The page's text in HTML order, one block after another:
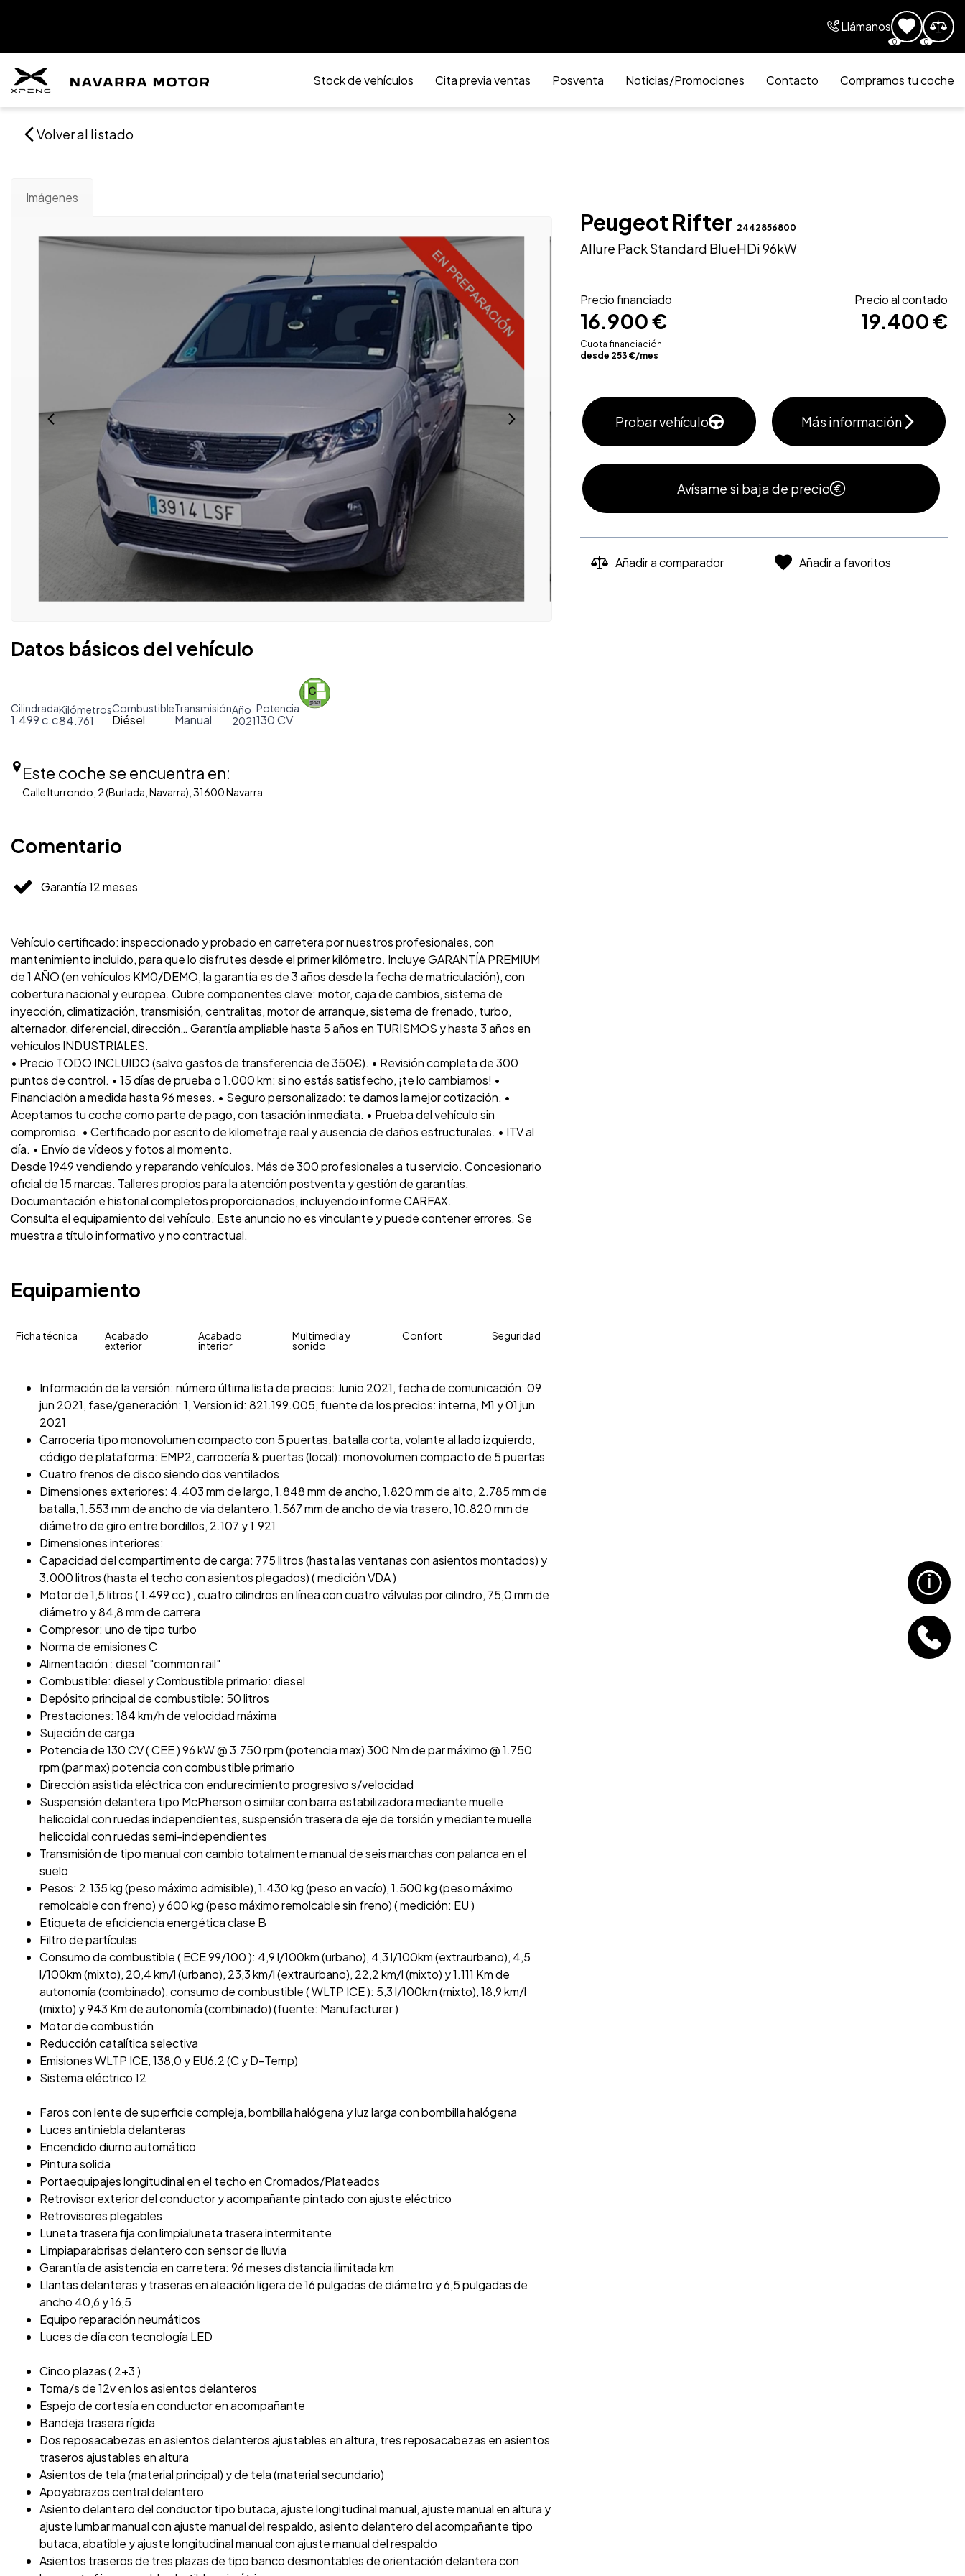
Llámanos
0 0
Stock de vehículos Cita previa ventas Posventa Noticias/Promociones Contacto Compramos tu coche
Volver al listado
Imágenes
Peugeot Rifter 2442856800
Allure Pack Standard BlueHDi 96kW
Precio financiado
16.900 €
Cuota financiación
desde 253 €/mes
Precio al contado
19.400 €
Probar vehículo Más información
Avísame si baja de precio
Añadir a comparador Añadir a favoritos
Datos básicos del vehículo
Cilindrada
1.499 c.c
Kilómetros
84.761
Combustible
Diésel
Transmisión
Manual
Año
2021
Potencia
130 CV
Este coche se encuentra en:
Calle Iturrondo, 2 (Burlada, Navarra), 31600 Navarra
Comentario
Garantía 12 meses
Vehículo certificado: inspeccionado y probado en carretera por nuestros profesionales, con
mantenimiento incluido, para que lo disfrutes desde el primer kilómetro. Incluye GARANTÍA PREMIUM
de 1 AÑO (en vehículos KM0/DEMO, la garantía es de 3 años desde la fecha de matriculación), con
cobertura nacional y europea. Cubre componentes clave: motor, caja de cambios, sistema de
inyección, climatización, transmisión, centralitas, motor de arranque, sistema de frenado, turbo,
alternador, diferencial, dirección… Garantía ampliable hasta 5 años en TURISMOS y hasta 3 años en
vehículos INDUSTRIALES.
• Precio TODO INCLUIDO (salvo gastos de transferencia de 350€). • Revisión completa de 300
puntos de control. • 15 días de prueba o 1.000 km: si no estás satisfecho, ¡te lo cambiamos! •
Financiación a medida hasta 96 meses. • Seguro personalizado: te damos la mejor cotización. •
Aceptamos tu coche como parte de pago, con tasación inmediata. • Prueba del vehículo sin
compromiso. • Certificado por escrito de kilometraje real y ausencia de daños estructurales. • ITV al
día. • Envío de vídeos y fotos al momento.
Desde 1949 vendiendo y reparando vehículos. Más de 300 profesionales a tu servicio. Concesionario
oficial de 15 marcas. Talleres propios para la atención postventa y gestión de garantías.
Documentación e historial completos proporcionados, incluyendo informe CARFAX.
Consulta el equipamiento del vehículo. Este anuncio no es vinculante y puede contener errores. Se
muestra a título informativo y no contractual.
Equipamiento
Ficha técnica
Información de la versión: número última lista de precios: Junio 2021, fecha de comunicación: 09
jun 2021, fase/generación: 1, Version id: 821.199.005, fuente de los precios: interna, M1 y 01 jun
2021
Carrocería tipo monovolumen compacto con 5 puertas, batalla corta, volante al lado izquierdo,
código de plataforma: EMP2, carrocería & puertas (local): monovolumen compacto de 5 puertas
Cuatro frenos de disco siendo dos ventilados
Dimensiones exteriores: 4.403 mm de largo, 1.848 mm de ancho, 1.820 mm de alto, 2.785 mm de
batalla, 1.553 mm de ancho de vía delantero, 1.567 mm de ancho de vía trasero, 10.820 mm de
diámetro de giro entre bordillos, 2.107 y 1.921
Dimensiones interiores:
Capacidad del compartimento de carga: 775 litros (hasta las ventanas con asientos montados) y
3.000 litros (hasta el techo con asientos plegados) ( medición VDA )
Motor de 1,5 litros ( 1.499 cc ) , cuatro cilindros en línea con cuatro válvulas por cilindro, 75,0 mm de
diámetro y 84,8 mm de carrera
Compresor: uno de tipo turbo
Norma de emisiones C
Alimentación : diesel "common rail"
Combustible: diesel y Combustible primario: diesel
Depósito principal de combustible: 50 litros
Prestaciones: 184 km/h de velocidad máxima
Sujeción de carga
Potencia de 130 CV ( CEE ) 96 kW @ 3.750 rpm (potencia max) 300 Nm de par máximo @ 1.750
rpm (par max) potencia con combustible primario
Dirección asistida eléctrica con endurecimiento progresivo s/velocidad
Suspensión delantera tipo McPherson o similar con barra estabilizadora mediante muelle
helicoidal con ruedas independientes, suspensión trasera de eje de torsión y mediante muelle
helicoidal con ruedas semi-independientes
Transmisión de tipo manual con cambio totalmente manual de seis marchas con palanca en el
suelo
Pesos: 2.135 kg (peso máximo admisible), 1.430 kg (peso en vacío), 1.500 kg (peso máximo
remolcable con freno) y 600 kg (peso máximo remolcable sin freno) ( medición: EU )
Etiqueta de eficiciencia energética clase B
Filtro de partículas
Consumo de combustible ( ECE 99/100 ): 4,9 l/100km (urbano), 4,3 l/100km (extraurbano), 4,5
l/100km (mixto), 20,4 km/l (urbano), 23,3 km/l (extraurbano), 22,2 km/l (mixto) y 1.111 Km de
autonomía (combinado), consumo de combustible ( WLTP ICE ): 5,3 l/100km (mixto), 18,9 km/l
(mixto) y 943 Km de autonomía (combinado) (fuente: Manufacturer )
Motor de combustión
Reducción catalítica selectiva
Emisiones WLTP ICE, 138,0 y EU6.2 (C y D-Temp)
Sistema eléctrico 12
Acabado
exterior
Faros con lente de superficie compleja, bombilla halógena y luz larga con bombilla halógena
Luces antiniebla delanteras
Encendido diurno automático
Pintura solida
Portaequipajes longitudinal en el techo en Cromados/Plateados
Retrovisor exterior del conductor y acompañante pintado con ajuste eléctrico
Retrovisores plegables
Luneta trasera fija con limpialuneta trasera intermitente
Limpiaparabrisas delantero con sensor de lluvia
Garantía de asistencia en carretera: 96 meses distancia ilimitada km
Llantas delanteras y traseras en aleación ligera de 16 pulgadas de diámetro y 6,5 pulgadas de
ancho 40,6 y 16,5
Equipo reparación neumáticos
Luces de día con tecnología LED
Acabado
interior
Cinco plazas ( 2+3 )
Toma/s de 12v en los asientos delanteros
Espejo de cortesía en conductor en acompañante
Bandeja trasera rígida
Dos reposacabezas en asientos delanteros ajustables en altura, tres reposacabezas en asientos
traseros ajustables en altura
Asientos de tela (material principal) y de tela (material secundario)
Apoyabrazos central delantero
Asiento delantero del conductor tipo butaca, ajuste longitudinal manual, ajuste manual en altura y
ajuste lumbar manual con ajuste manual del respaldo, asiento delantero del acompañante tipo
butaca, abatible y ajuste longitudinal manual con ajuste manual del respaldo
Asientos traseros de tres plazas de tipo banco desmontables de orientación delantera con
Multimedia y
sonido
Confort Seguridad